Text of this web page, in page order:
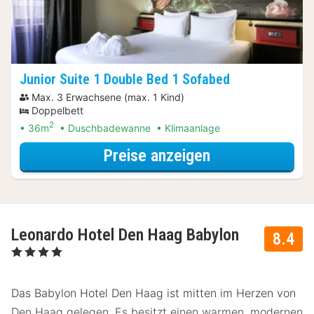
Junior Suite 1 Double Bed 1 Sofabed
Max. 3 Erwachsene (max. 1 Kind)
Doppelbett
36m2 Duschbadewanne Klimaanlage
Preise anzeigen
8.4
Leonardo Hotel Den Haag Babylon
, 4 Sterne
Das Babylon Hotel Den Haag ist mitten im Herzen von